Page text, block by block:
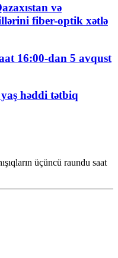
və
fiber-optik xətlə
16:00-dan 5 avqust
həddi tətbiq
üçüncü raundu saat